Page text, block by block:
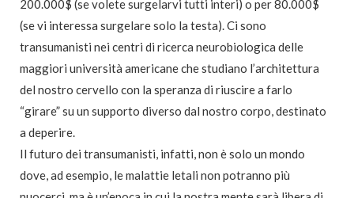
200.000$ (se volete surgelarvi tutti interi) o per 80.000$
(se vi interessa surgelare solo la testa). Ci sono
transumanisti nei centri di ricerca neurobiologica delle
maggiori università americane che studiano l’architettura
del nostro cervello con la speranza di riuscire a farlo
“girare” su un supporto diverso dal nostro corpo, destinato
a deperire.
Il futuro dei transumanisti, infatti, non è solo un mondo
dove, ad esempio, le malattie letali non potranno più